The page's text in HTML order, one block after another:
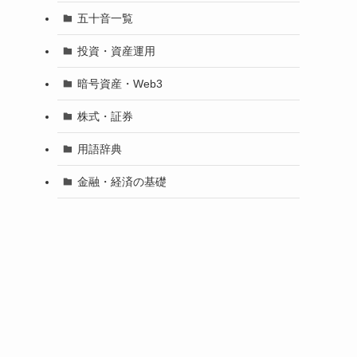
五十音一覧
投資・資産運用
暗号資産・Web3
株式・証券
用語辞典
金融・経済の基礎